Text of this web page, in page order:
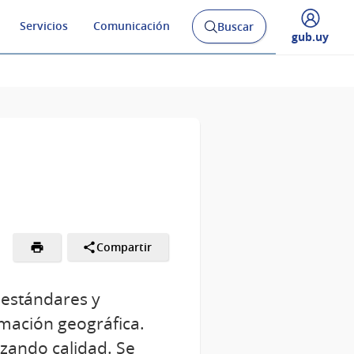
Servicios Comunicación
Abrir
buscador
Buscar
Desplegar
gub.uy
Compartir
y
geográfica.
calidad. Se